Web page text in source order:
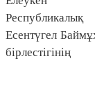
Республикалық
Есентүгел
бірлестігінің